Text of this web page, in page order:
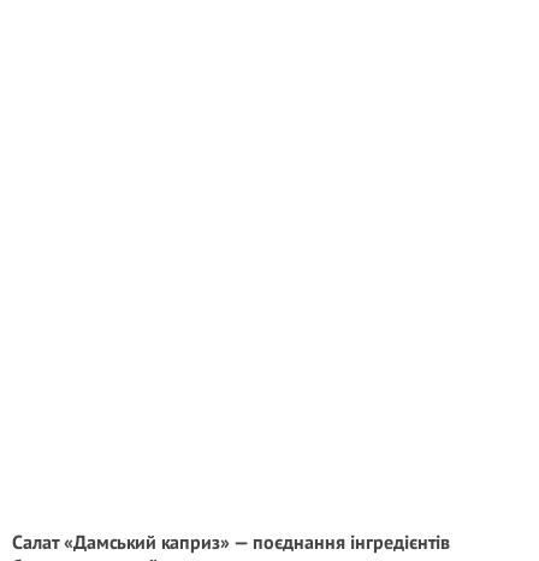
Салат «Дамський каприз» — поєднання інгредієнтів